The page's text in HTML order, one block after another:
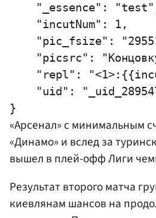
"_essence":
    "incutNum": 1,
"pic_fsize":
"picsrc":
"repl":
"uid":
«Арсенал» с минимальным
«Динамо» и вслед за
вышел в плей-офф Лиги
Результат второго матча
киевлянам шансов на